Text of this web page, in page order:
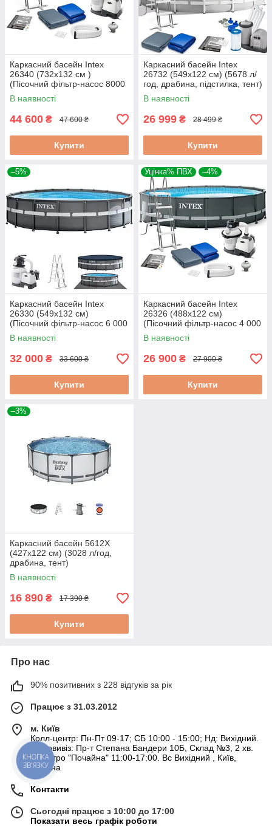
Каркасний басейн Intex
26340 (732x132 см )
(Пісочний фільтр-насос 8000
л/год, драбина, тент,
підстилка)
В наявності
44 600 ₴ 47 600 ₴
Купити
Каркасний басейн Intex
26732 (549x122 см) (5678 л/
год, драбина, підстилка, тент)
В наявності
26 999 ₴ 28 499 ₴
Купити
–5%
Каркасний басейн Intex
26330 (549x132 см)
(Пісочний фільтр-насос 6 000
л/год, драбина, тент,
підстилка)
В наявності
32 000 ₴ 33 600 ₴
Купити
Уцінка% ПВХ –4%
Каркасний басейн Intex
26326 (488x122 см)
(Пісочний фільтр-насос 4 000
л/год, драбина, тент,
підстилка)
В наявності
26 900 ₴ 27 900 ₴
Купити
–3%
Каркасний басейн 5612X
(427х122 см) (3028 л/год,
драбина, тент)
В наявності
16 890 ₴ 17 390 ₴
Купити
Про нас
90% позитивних з 228 відгуків за рік
Працює з 31.03.2012
м. Київ
Колл-центр: Пн-Пт 09-17; СБ 10:00 - 15:00; Нд: Вихідний.
Самовивіз: Пр-т Степана Бандери 10Б, Склад №3, 2 хв.
от метро "Почайна" 11:00-17:00. Вс Вихідний , Київ,
Україна
Контакти
Сьогодні працює з 10:00 до 17:00
Показати весь графік роботи
КНОПКА
ЗВ'ЯЗКУ